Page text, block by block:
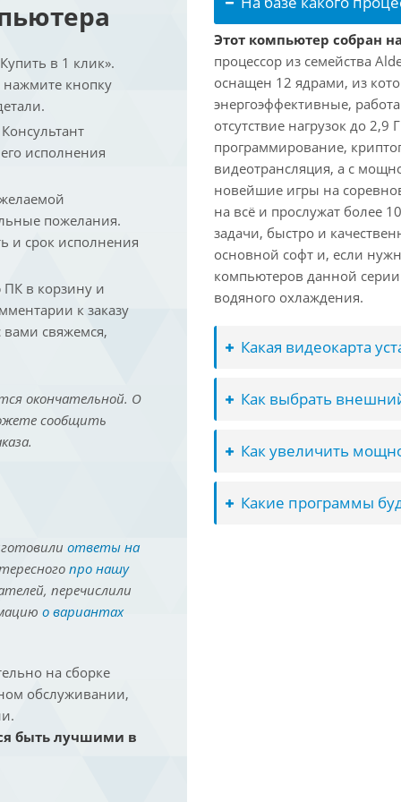
в 1 клик».
кнопку
исполнения
пожелания.
и срок исполнения
в корзину и
к заказу
свяжемся,
окончательной. О
сообщить
ответы на
про нашу
перечислили
о вариантах
на сборке
обслуживании,
быть лучшими в
Этот компьютер собран
процессор из семейства
оснащен 12 ядрами, из
энергоэффективные,
отсутствие нагрузок до
программирование,
видеотрансляция, а с
новейшие игры на
на всё и прослужат более
задачи, быстро и
основной софт и, если
компьютеров данной
водяного охлаждения.
Какая видеокарта
Как выбрать
Как увеличить
Какие программы